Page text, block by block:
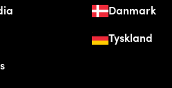
Danmark
Tyskland